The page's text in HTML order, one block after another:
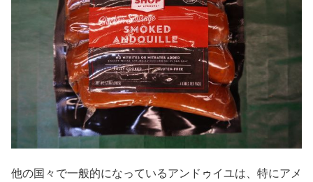
他の国々で一般的になっているアンドゥイユは、特にアメ